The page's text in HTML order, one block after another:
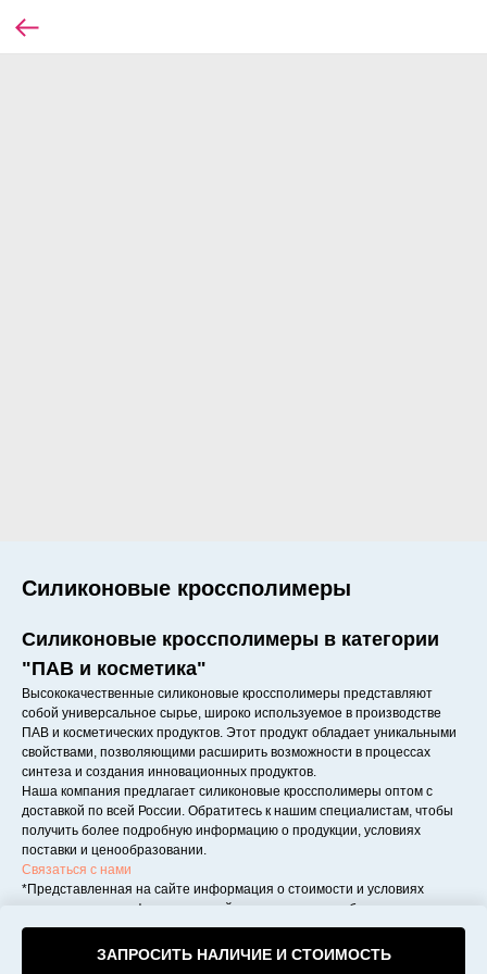
Силиконовые кроссполимеры
ЗАПРОСИТЬ НАЛИЧИЕ И СТОИМОСТЬ
Силиконовые кроссполимеры в категории
"ПАВ и косметика"
Высококачественные силиконовые кроссполимеры представляют
собой универсальное сырье, широко используемое в производстве
ПАВ и косметических продуктов. Этот продукт обладает уникальными
свойствами, позволяющими расширить возможности в процессах
синтеза и создания инновационных продуктов.
Наша компания предлагает силиконовые кроссполимеры оптом с
доставкой по всей России. Обратитесь к нашим специалистам, чтобы
получить более подробную информацию о продукции, условиях
поставки и ценообразовании.
Связаться с нами
*Представленная на сайте информация о стоимости и условиях
поставки носит информационный характер и может быть уточнена
при обращении к нашим менеджерам.